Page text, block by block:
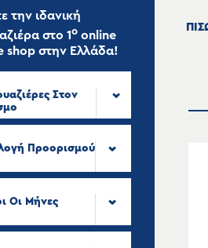
την ιδανική
στο 1ο online
shop στην Ελλάδα!
Στον
Προορισμού
Οι Μήνες